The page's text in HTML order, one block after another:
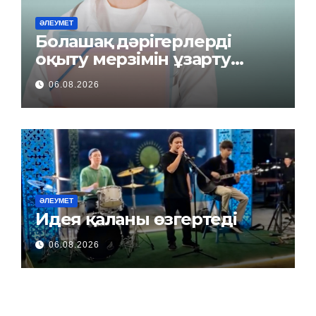
ӘЛЕУМЕТ
Болашақ дәрігерлерді
оқыту мерзімін ұзарту
керек пе?
06.08.2026
ӘЛЕУМЕТ
Идея қаланы өзгертеді
06.08.2026